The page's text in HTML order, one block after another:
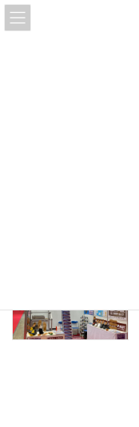
コ
ン
ナ
ビ